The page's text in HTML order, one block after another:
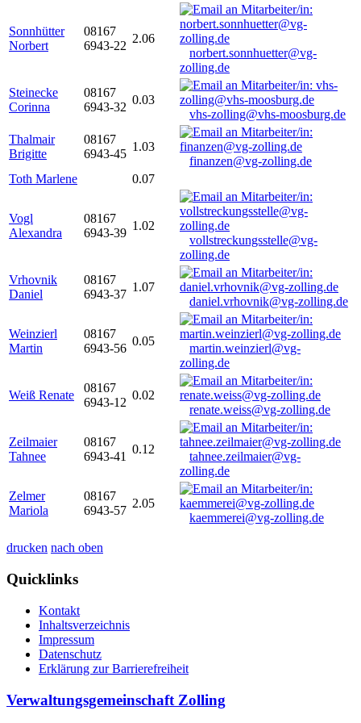
Sonnhütter
Norbert
08167
6943-22
2.06
norbert.sonnhuetter@vg-
zolling.de
Steinecke
Corinna
08167
6943-32
0.03
vhs-zolling@vhs-moosburg.de
Thalmair
Brigitte
08167
6943-45
1.03
finanzen@vg-zolling.de
Toth Marlene
0.07
Vogl
Alexandra
08167
6943-39
1.02
vollstreckungsstelle@vg-
zolling.de
Vrhovnik
Daniel
08167
6943-37
1.07
daniel.vrhovnik@vg-zolling.de
Weinzierl
Martin
08167
6943-56
0.05
martin.weinzierl@vg-
zolling.de
Weiß Renate
08167
6943-12
0.02
renate.weiss@vg-zolling.de
Zeilmaier
Tahnee
08167
6943-41
0.12
tahnee.zeilmaier@vg-
zolling.de
Zelmer
Mariola
08167
6943-57
2.05
kaemmerei@vg-zolling.de
drucken nach oben
Quicklinks
Kontakt
Inhaltsverzeichnis
Impressum
Datenschutz
Erklärung zur Barrierefreiheit
Verwaltungsgemeinschaft Zolling